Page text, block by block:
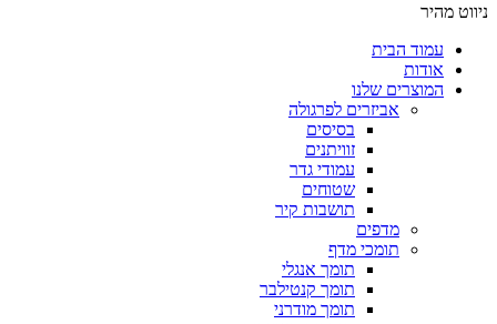
ניווט מהיר
עמוד הבית
אודות
המוצרים שלנו
אביזרים לפרגולה
בסיסים
זוויתנים
עמודי גדר
שטוחים
תושבות קיר
מדפים
תומכי מדף
תומך אנגלי
תומך קנטילבר
תומך מודרני